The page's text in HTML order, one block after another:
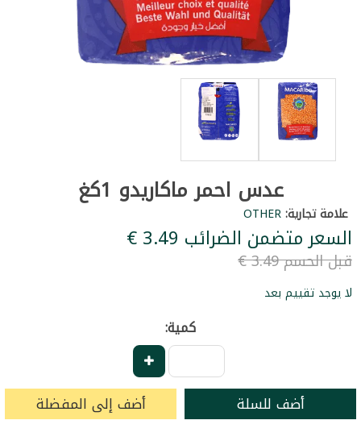
عدس احمر ماكاريدو 1كغ
علامة تجارية:OTHER
السعر متضمن الضرائب ‏3.49 €
قبل الحسم ‏3.49 €
لا يوجد تقييم بعد
كمية:
أضف للسلة أضف إلى المفضلة